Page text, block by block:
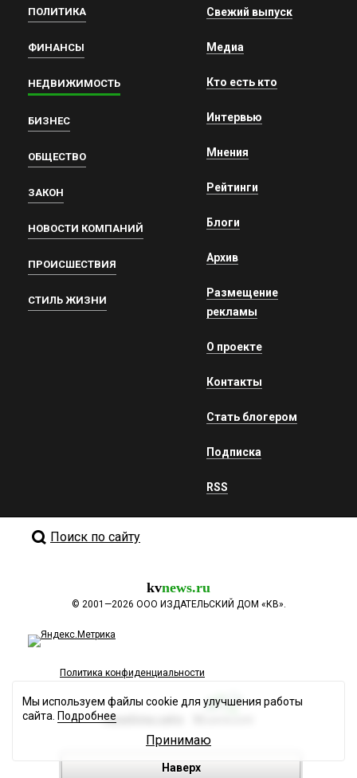
ПОЛИТИКА
ФИНАНСЫ
НЕДВИЖИМОСТЬ
БИЗНЕС
ОБЩЕСТВО
ЗАКОН
НОВОСТИ КОМПАНИЙ
ПРОИСШЕСТВИЯ
СТИЛЬ ЖИЗНИ
Свежий выпуск
Медиа
Кто есть кто
Интервью
Мнения
Рейтинги
Блоги
Архив
Размещение
рекламы
О проекте
Контакты
Стать блогером
Подписка
RSS
Поиск по сайту
kvnews.ru
© 2001—2026 ООО ИЗДАТЕЛЬСКИЙ ДОМ «КВ».
Политика конфиденциальности
Разработка сайта
Наверх
Мы используем файлы cookie для улучшения работы
сайта. Подробнее
Принимаю